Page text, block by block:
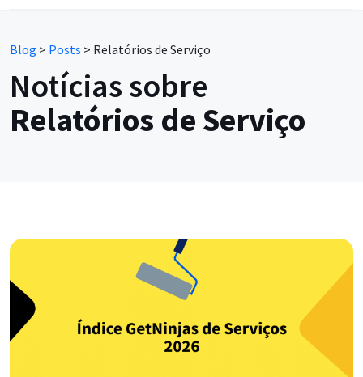
Blog > Posts > Relatórios de Serviço
Notícias sobre
Relatórios de Serviço